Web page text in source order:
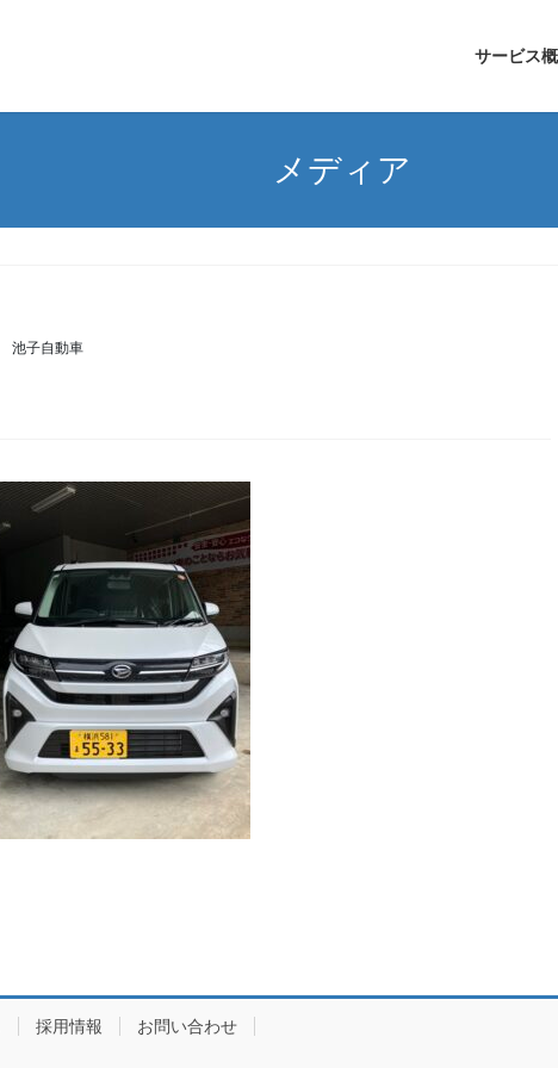
サービス
メディア
池子自動車
採用情報 お問い合わせ